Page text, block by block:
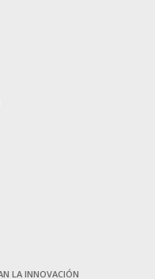
LA INNOVACIÓN